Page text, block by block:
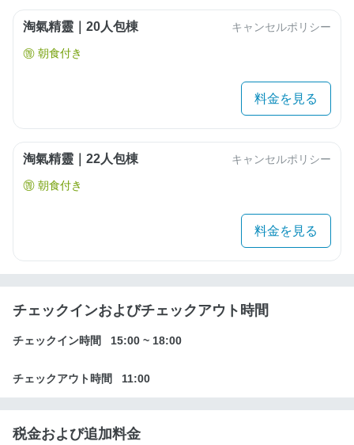
淘氣精靈｜20人包棟 キャンセルポリシー
朝食付き
料金を見る
淘氣精靈｜22人包棟 キャンセルポリシー
朝食付き
料金を見る
チェックインおよびチェックアウト時間
チェックイン時間 15:00 ~ 18:00
チェックアウト時間 11:00
税金および追加料金